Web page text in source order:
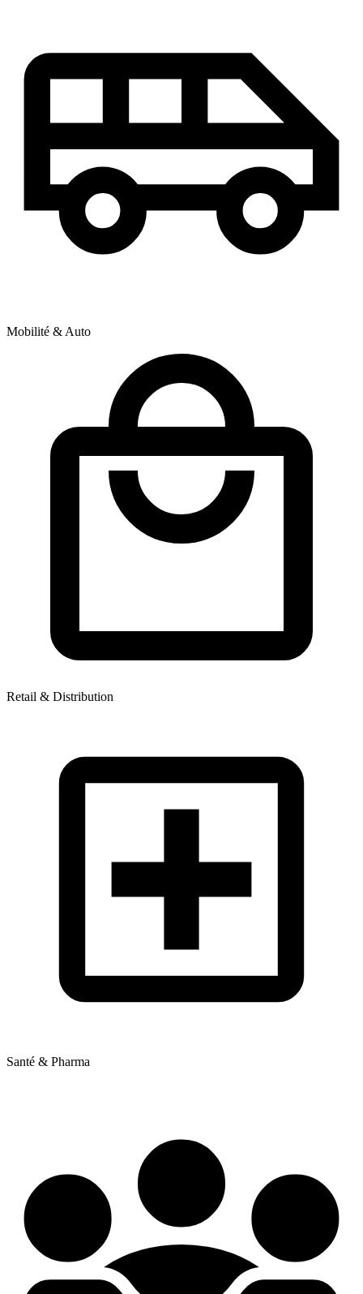
Mobilité & Auto
Retail & Distribution
Santé & Pharma